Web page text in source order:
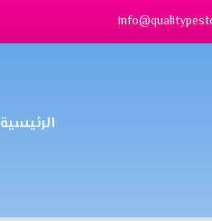
الرئيسية